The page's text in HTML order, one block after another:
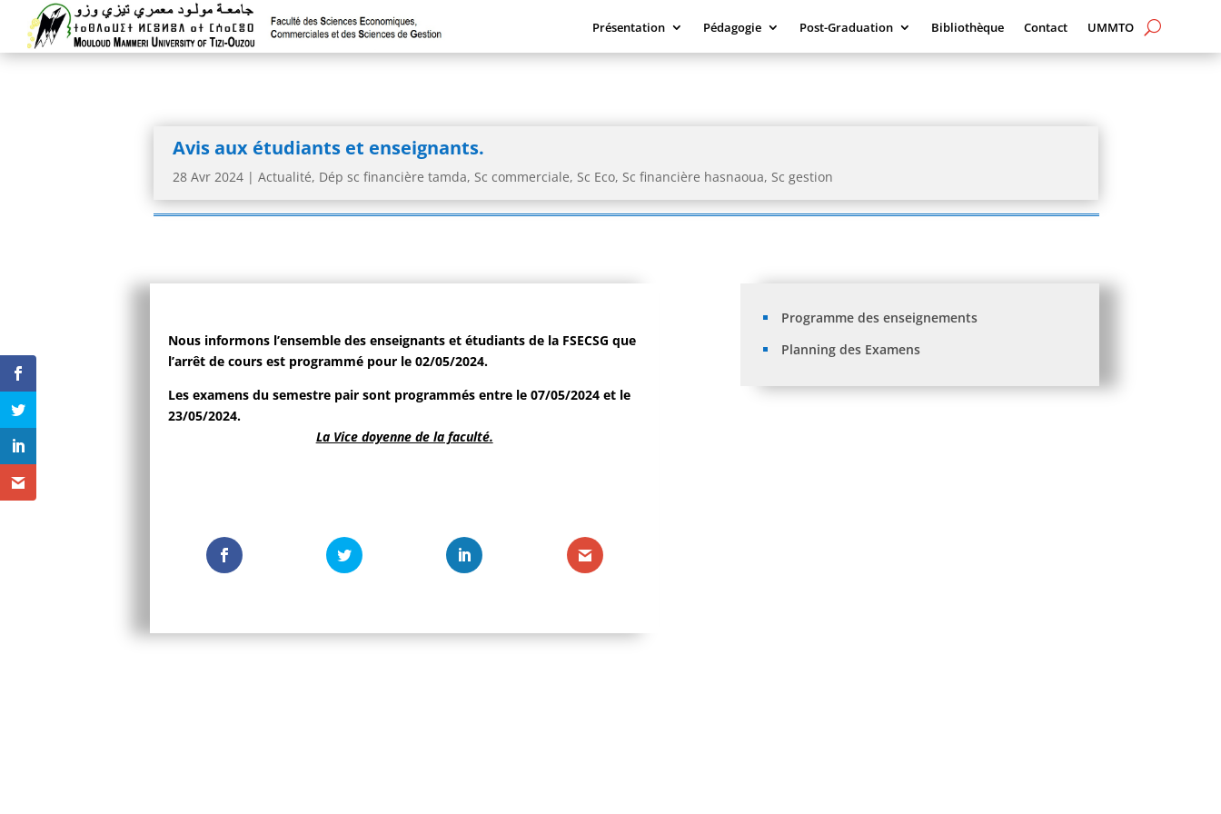
Présentation Pédagogie Post-Graduation Bibliothèque Contact UMMTO
Avis aux étudiants et enseignants.
28 Avr 2024 |Actualité, Dép sc financière tamda, Sc commerciale, Sc Eco, Sc financière hasnaoua, Sc gestion
Nous informons l’ensemble des enseignants et étudiants de la FSECSG que
l’arrêt de cours est programmé pour le 02/05/2024.
Les examens du semestre pair sont programmés entre le 07/05/2024 et le
23/05/2024.
La Vice doyenne de la faculté.
Programme des enseignements
Planning des Examens